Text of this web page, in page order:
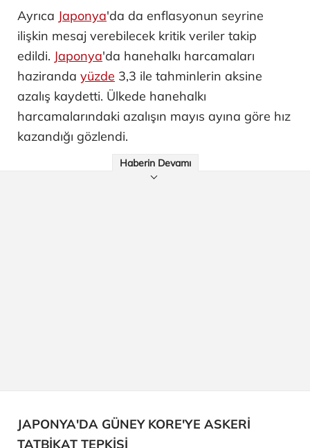
Ayrıca Japonya'da da enflasyonun seyrine
ilişkin mesaj verebilecek kritik veriler takip
edildi. Japonya'da hanehalkı harcamaları
haziranda yüzde 3,3 ile tahminlerin aksine
azalış kaydetti. Ülkede hanehalkı
harcamalarındaki azalışın mayıs ayına göre hız
kazandığı gözlendi.
Haberin Devamı
JAPONYA'DA GÜNEY KORE'YE ASKERİ
TATBİKAT TEPKİSİ